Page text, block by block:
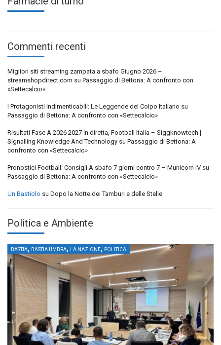
Commenti recenti
Migliori siti streaming zampata a sbafo Giugno 2026 –
streamshopdirect.com su Passaggio di Bettona: A confronto con
«Settecalcio»
I Protagonisti Indimenticabili: Le Leggende del Colpo Italiano su
Passaggio di Bettona: A confronto con «Settecalcio»
Risultati Fase A 2026 2027 in diretta, Football Italia – Siggknowtech |
Signalling Knowledge And Technology su Passaggio di Bettona: A
confronto con «Settecalcio»
Pronostici Football: Consigli A sbafo 7 giorni contro 7 – Municorn IV su
Passaggio di Bettona: A confronto con «Settecalcio»
Un Bastiolo su Dopo la Notte dei Tamburi e delle Stelle
Politica e Ambiente
BASTIA, BASTIA UMBRA, LA NAZIONE, POLITICA